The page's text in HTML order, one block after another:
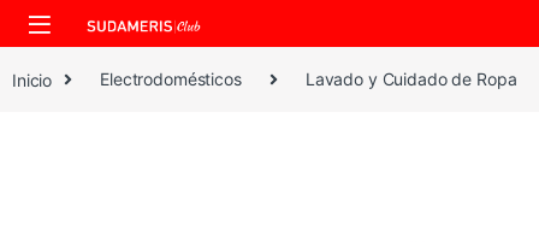
Skip to navigation
Skip to content
Inicio Electrodomésticos Lavado y Cuidado de Ropa